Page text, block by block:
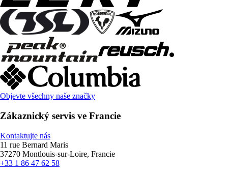
Objevte všechny naše značky
Zákaznický servis ve Francie
Kontaktujte nás
11 rue Bernard Maris
37270 Montlouis-sur-Loire, Francie
+33 1 86 47 62 58